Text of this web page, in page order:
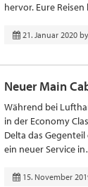
hervor. Eure
21. Januar 2020 by
Neuer Main
Während bei
in der Economy
Delta das
ein neuer Service
15. November